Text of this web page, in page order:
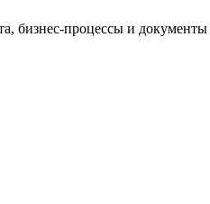
бизнес-процессы и документы